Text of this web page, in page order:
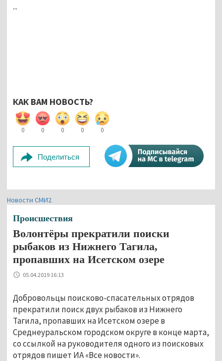
...
КАК ВАМ НОВОСТЬ?
0 0 0 0 0
Поделиться
Новости СМИ2
Происшествия
Волонтёры прекратили поиски
рыбаков из Нижнего Тагила,
пропавших на Исетском озере
05.04.2019 16:13
Добровольцы поисково-спасательных отрядов
прекратили поиск двух рыбаков из Нижнего
Тагила, пропавших на Исетском озере в
Среднеуральском городском округе в конце марта,
со ссылкой на руководителя одного из поисковых
отрядов пишет ИА «Все новости».